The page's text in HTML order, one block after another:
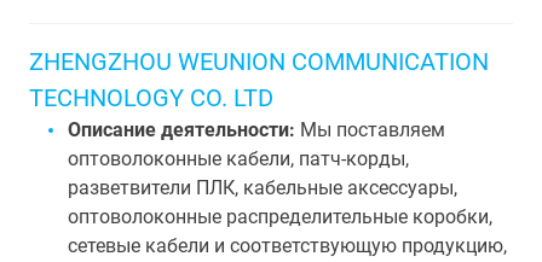
ZHENGZHOU WEUNION COMMUNICATION
TECHNOLOGY CO. LTD
Описание деятельности: Мы поставляем
оптоволоконные кабели, патч-корды,
разветвители ПЛК, кабельные аксессуары,
оптоволоконные распределительные коробки,
сетевые кабели и соответствующую продукцию,